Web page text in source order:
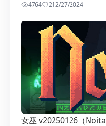
4764
212/27/2024
女巫 v20250126（